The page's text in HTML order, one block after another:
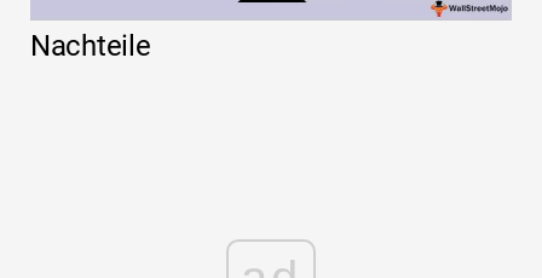
Nachteile